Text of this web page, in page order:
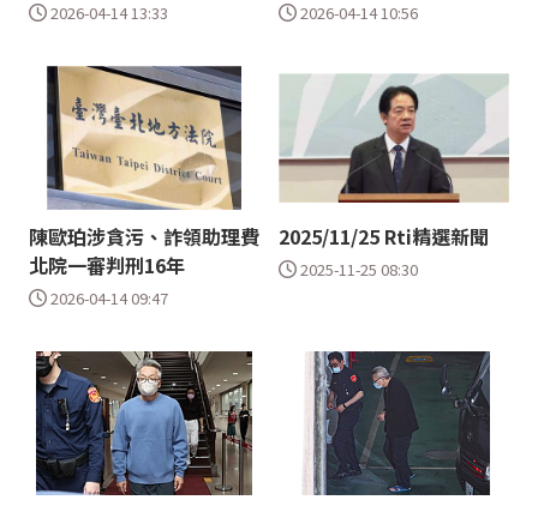
2026-04-14 13:33 2026-04-14 10:56
陳歐珀涉貪污、詐領助理費
北院一審判刑16年
2026-04-14 09:47
2025/11/25 Rti精選新聞
2025-11-25 08:30